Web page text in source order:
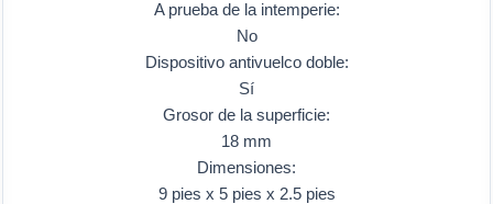
A prueba de la intemperie:
No
Dispositivo antivuelco doble:
Sí
Grosor de la superficie:
18 mm
Dimensiones:
9 pies x 5 pies x 2.5 pies